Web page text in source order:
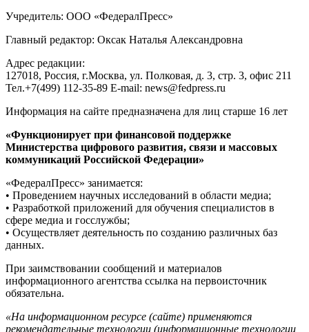
Учредитель: ООО «ФедералПресс»
Главный редактор: Оксак Наталья Александровна
Адрес редакции:
127018, Россия, г.Москва, ул. Полковая, д. 3, стр. 3, офис 211
Тел.+7(499) 112-35-89 E-mail: news@fedpress.ru
Информация на сайте предназначена для лиц старше 16 лет
«Функционирует при финансовой поддержке
Министерства цифрового развития, связи и массовых
коммуникаций Российской Федерации»
«ФедералПресс» занимается:
• Проведением научных исследований в области медиа;
• Разработкой приложений для обучения специалистов в
сфере медиа и госслужбы;
• Осуществляет деятельность по созданию различных баз
данных.
При заимствовании сообщений и материалов
информационного агентства ссылка на первоисточник
обязательна.
«На информационном ресурсе (сайте) применяются
рекомендательные технологии (информационные технологии